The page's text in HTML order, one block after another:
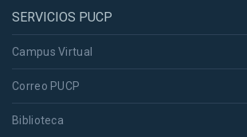
SERVICIOS PUCP
Campus Virtual
Correo PUCP
Biblioteca